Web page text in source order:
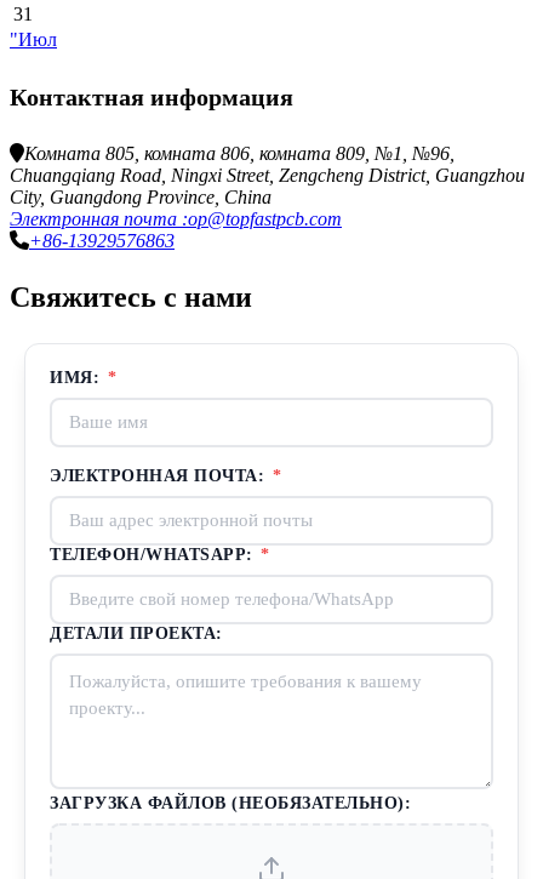
31
"Июл
Контактная информация
Комната 805, комната 806, комната 809, №1, №96,
Chuangqiang Road, Ningxi Street, Zengcheng District, Guangzhou
City, Guangdong Province, China
Электронная почта :op@topfastpcb.com
+86-13929576863
Свяжитесь с нами
ИМЯ: *
ЭЛЕКТРОННАЯ ПОЧТА: *
ТЕЛЕФОН/WHATSAPP: *
ДЕТАЛИ ПРОЕКТА:
ЗАГРУЗКА ФАЙЛОВ (НЕОБЯЗАТЕЛЬНО):